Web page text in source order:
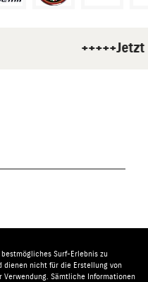
Surf-Erlebnis zu
dienen nicht für die Erstellung von
Sämtliche Informationen